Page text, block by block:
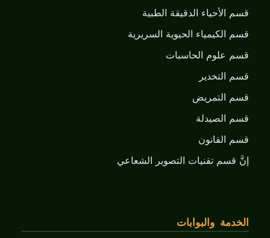
قسم الأحياء الدقيقة الطبية
قسم الكيمياء الحيوية السريرية
قسم علوم الحاسبات
قسم التخدير
قسم التمريض
قسم الصيدلة
قسم القانون
إنَّ قسم تقنيات التصوير الشعاعي
الخدمة والبوابات